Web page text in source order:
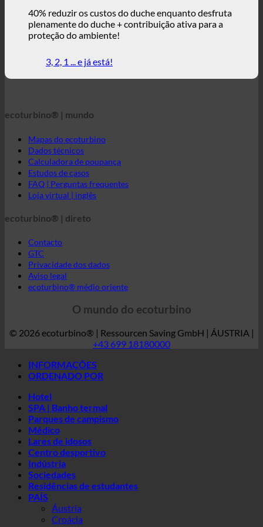
40% reduzir os custos do duche enquanto desfruta
plenamente do duche + contribuição ativa para a
3, 2, 1 ... e já está!
Mapas do ecoturbino
Dados técnicos
Calculadora de poupança
Estudos de casos
FAQ | Perguntas frequentes
Contacto
GTC
Privacidade dos dados
Aviso legal
ecoturbino® médio oriente
O mundo do ecoturbino
© 2026 ecoturbino® | Ressourcen Saving GmbH | ÁUSTRIA |
+43 699 18180000
INFORMAÇÕES
ORDENADO POR
Hotel
SPA | Banho termal
Parques de campismo
Médico
Lares de idosos
Centro desportivo
Indústria
Sociedades
Residências de estudantes
PAÍS